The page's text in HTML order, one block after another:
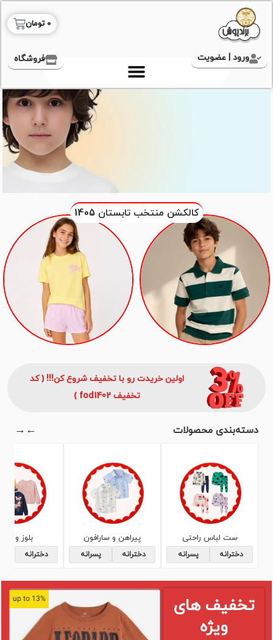
0 تومان
ورود | عضویت فروشگاه
کالکشن منتخب تابستان 1405
اولین خریدت رو با تخفیف شروع کن!!! ( کد
تخفیف fod1402 )
دسته‌بندی محصولات ←
→
ست لباس راحتی
دخترانه پسرانه
پیراهن و سارافون
دخترانه پسرانه
بلوز و
دخترانه
تخفیف های
ویژه
13% up to